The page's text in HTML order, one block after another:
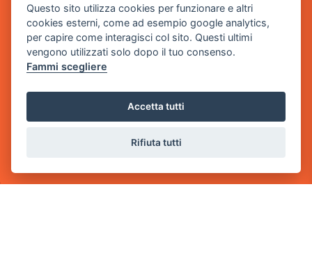
POWER GAME SRL
Sede Legale
via Villaggio dei Platani, 3
via Industriale, 2 - 25082 Botticino, BS
Partita iva 03308130982
CONTATTI
Questo sito utilizza cookies per funzionare e altri
cookies esterni, come ad esempio google analytics,
per capire come interagisci col sito. Questi ultimi
vengono utilizzati solo dopo il tuo consenso.
Fammi scegliere
Accetta tutti
Rifiuta tutti